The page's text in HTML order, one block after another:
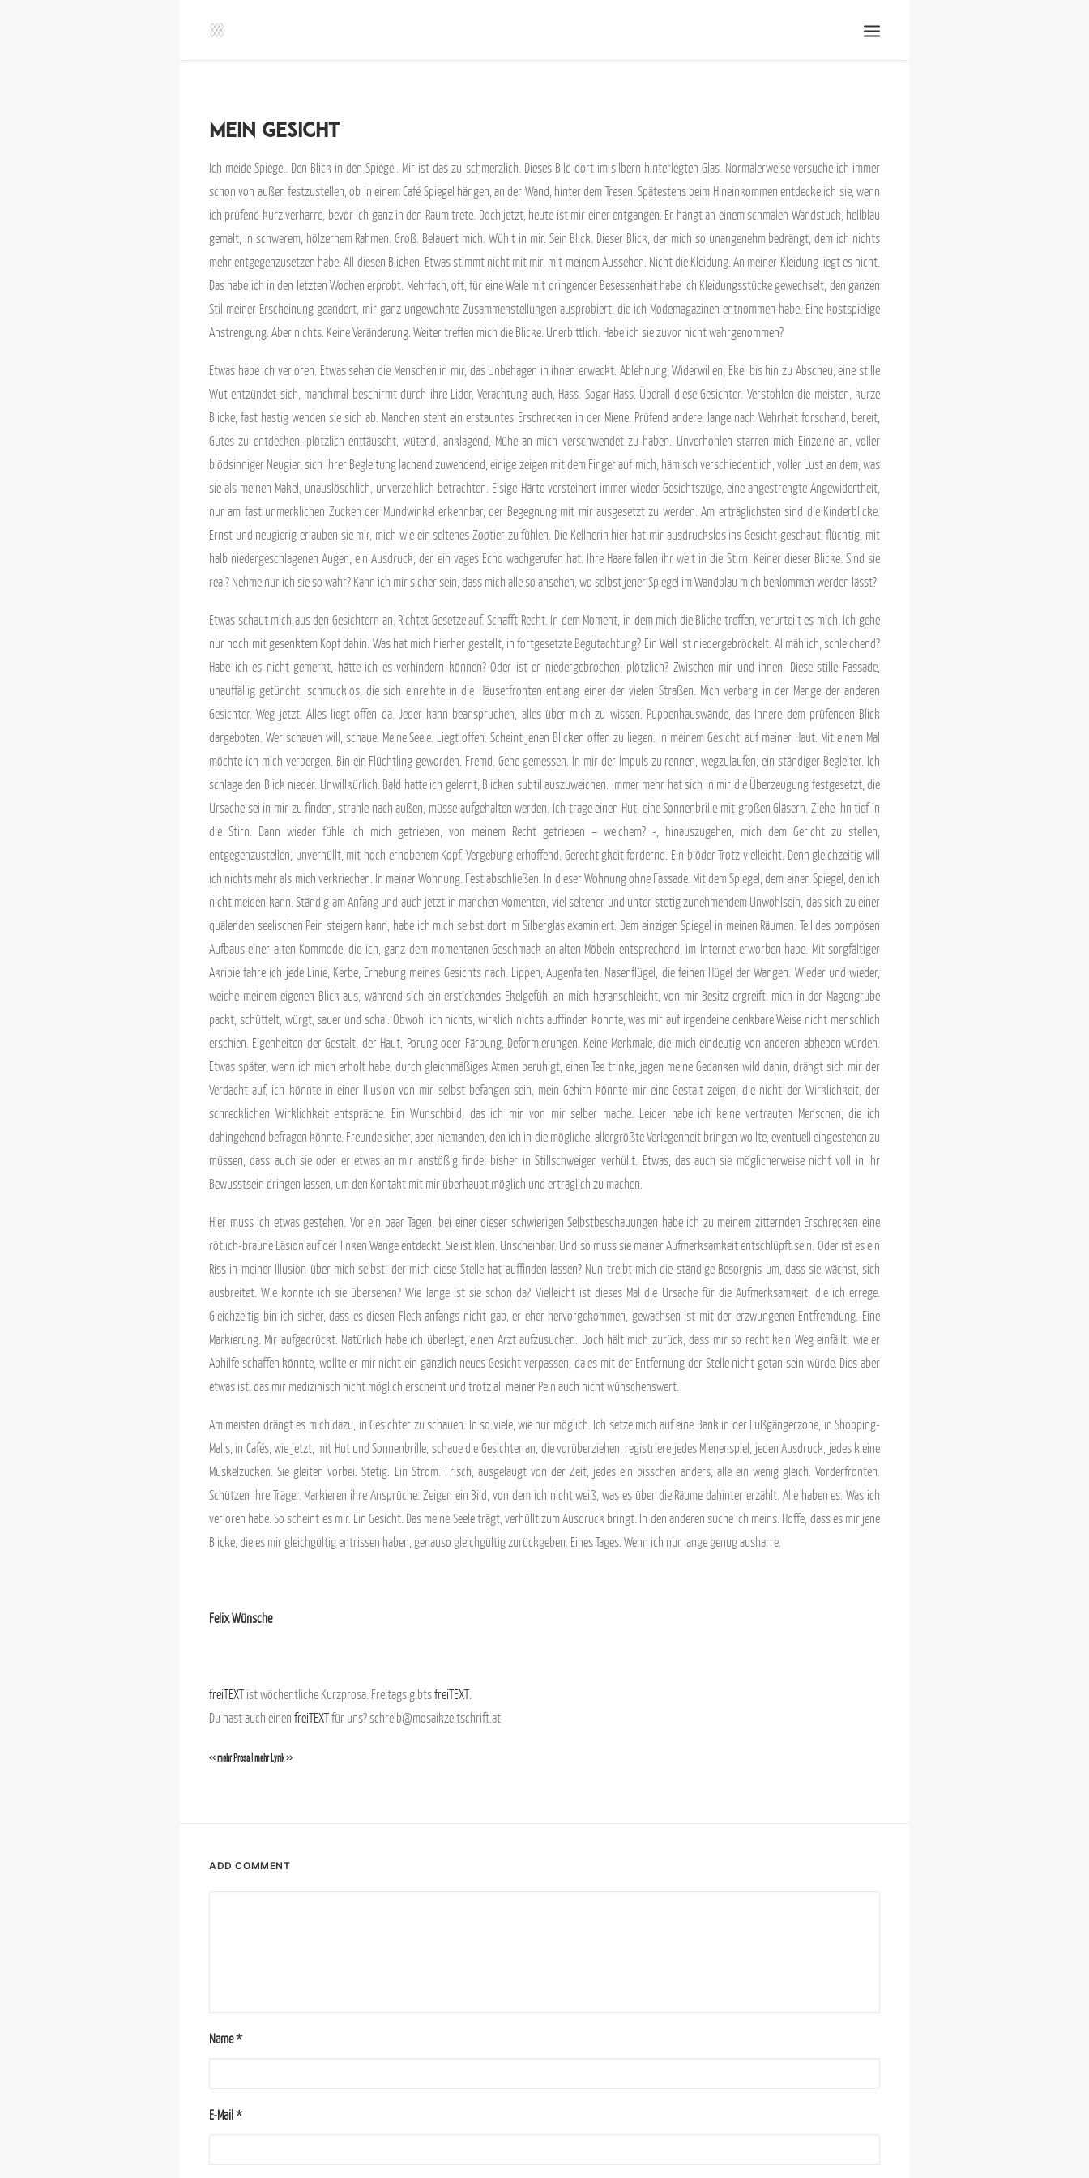
Mein Gesicht
Ich meide Spiegel. Den Blick in den Spiegel. Mir ist das zu schmerzlich. Dieses Bild dort im silbern hinterlegten Glas. Normalerweise versuche ich immer
schon von außen festzustellen, ob in einem Café Spiegel hängen, an der Wand, hinter dem Tresen. Spätestens beim Hineinkommen entdecke ich sie, wenn
ich prüfend kurz verharre, bevor ich ganz in den Raum trete. Doch jetzt, heute ist mir einer entgangen. Er hängt an einem schmalen Wandstück, hellblau
gemalt, in schwerem, hölzernem Rahmen. Groß. Belauert mich. Wühlt in mir. Sein Blick. Dieser Blick, der mich so unangenehm bedrängt, dem ich nichts
mehr entgegenzusetzen habe. All diesen Blicken. Etwas stimmt nicht mit mir, mit meinem Aussehen. Nicht die Kleidung. An meiner Kleidung liegt es nicht.
Das habe ich in den letzten Wochen erprobt. Mehrfach, oft, für eine Weile mit dringender Besessenheit habe ich Kleidungsstücke gewechselt, den ganzen
Stil meiner Erscheinung geändert, mir ganz ungewohnte Zusammenstellungen ausprobiert, die ich Modemagazinen entnommen habe. Eine kostspielige
Anstrengung. Aber nichts. Keine Veränderung. Weiter treffen mich die Blicke. Unerbittlich. Habe ich sie zuvor nicht wahrgenommen?
Etwas habe ich verloren. Etwas sehen die Menschen in mir, das Unbehagen in ihnen erweckt. Ablehnung, Widerwillen, Ekel bis hin zu Abscheu, eine stille
Wut entzündet sich, manchmal beschirmt durch ihre Lider, Verachtung auch, Hass. Sogar Hass. Überall diese Gesichter. Verstohlen die meisten, kurze
Blicke, fast hastig wenden sie sich ab. Manchen steht ein erstauntes Erschrecken in der Miene. Prüfend andere, lange nach Wahrheit forschend, bereit,
Gutes zu entdecken, plötzlich enttäuscht, wütend, anklagend, Mühe an mich verschwendet zu haben. Unverhohlen starren mich Einzelne an, voller
blödsinniger Neugier, sich ihrer Begleitung lachend zuwendend, einige zeigen mit dem Finger auf mich, hämisch verschiedentlich, voller Lust an dem, was
sie als meinen Makel, unauslöschlich, unverzeihlich betrachten. Eisige Härte versteinert immer wieder Gesichtszüge, eine angestrengte Angewidertheit,
nur am fast unmerklichen Zucken der Mundwinkel erkennbar, der Begegnung mit mir ausgesetzt zu werden. Am erträglichsten sind die Kinderblicke.
Ernst und neugierig erlauben sie mir, mich wie ein seltenes Zootier zu fühlen. Die Kellnerin hier hat mir ausdruckslos ins Gesicht geschaut, flüchtig, mit
halb niedergeschlagenen Augen, ein Ausdruck, der ein vages Echo wachgerufen hat. Ihre Haare fallen ihr weit in die Stirn. Keiner dieser Blicke. Sind sie
real? Nehme nur ich sie so wahr? Kann ich mir sicher sein, dass mich alle so ansehen, wo selbst jener Spiegel im Wandblau mich beklommen werden lässt?
Etwas schaut mich aus den Gesichtern an. Richtet Gesetze auf. Schafft Recht. In dem Moment, in dem mich die Blicke treffen, verurteilt es mich. Ich gehe
nur noch mit gesenktem Kopf dahin. Was hat mich hierher gestellt, in fortgesetzte Begutachtung? Ein Wall ist niedergebröckelt. Allmählich, schleichend?
Habe ich es nicht gemerkt, hätte ich es verhindern können? Oder ist er niedergebrochen, plötzlich? Zwischen mir und ihnen. Diese stille Fassade,
unauffällig getüncht, schmucklos, die sich einreihte in die Häuserfronten entlang einer der vielen Straßen. Mich verbarg in der Menge der anderen
Gesichter. Weg jetzt. Alles liegt offen da. Jeder kann beanspruchen, alles über mich zu wissen. Puppenhauswände, das Innere dem prüfenden Blick
dargeboten. Wer schauen will, schaue. Meine Seele. Liegt offen. Scheint jenen Blicken offen zu liegen. In meinem Gesicht, auf meiner Haut. Mit einem Mal
möchte ich mich verbergen. Bin ein Flüchtling geworden. Fremd. Gehe gemessen. In mir der Impuls zu rennen, wegzulaufen, ein ständiger Begleiter. Ich
schlage den Blick nieder. Unwillkürlich. Bald hatte ich gelernt, Blicken subtil auszuweichen. Immer mehr hat sich in mir die Überzeugung festgesetzt, die
Ursache sei in mir zu finden, strahle nach außen, müsse aufgehalten werden. Ich trage einen Hut, eine Sonnenbrille mit großen Gläsern. Ziehe ihn tief in
die Stirn. Dann wieder fühle ich mich getrieben, von meinem Recht getrieben – welchem? -, hinauszugehen, mich dem Gericht zu stellen,
entgegenzustellen, unverhüllt, mit hoch erhobenem Kopf. Vergebung erhoffend. Gerechtigkeit fordernd. Ein blöder Trotz vielleicht. Denn gleichzeitig will
ich nichts mehr als mich verkriechen. In meiner Wohnung. Fest abschließen. In dieser Wohnung ohne Fassade. Mit dem Spiegel, dem einen Spiegel, den ich
nicht meiden kann. Ständig am Anfang und auch jetzt in manchen Momenten, viel seltener und unter stetig zunehmendem Unwohlsein, das sich zu einer
quälenden seelischen Pein steigern kann, habe ich mich selbst dort im Silberglas examiniert. Dem einzigen Spiegel in meinen Räumen. Teil des pompösen
Aufbaus einer alten Kommode, die ich, ganz dem momentanen Geschmack an alten Möbeln entsprechend, im Internet erworben habe. Mit sorgfältiger
Akribie fahre ich jede Linie, Kerbe, Erhebung meines Gesichts nach. Lippen, Augenfalten, Nasenflügel, die feinen Hügel der Wangen. Wieder und wieder,
weiche meinem eigenen Blick aus, während sich ein erstickendes Ekelgefühl an mich heranschleicht, von mir Besitz ergreift, mich in der Magengrube
packt, schüttelt, würgt, sauer und schal. Obwohl ich nichts, wirklich nichts auffinden konnte, was mir auf irgendeine denkbare Weise nicht menschlich
erschien. Eigenheiten der Gestalt, der Haut, Porung oder Färbung, Deformierungen. Keine Merkmale, die mich eindeutig von anderen abheben würden.
Etwas später, wenn ich mich erholt habe, durch gleichmäßiges Atmen beruhigt, einen Tee trinke, jagen meine Gedanken wild dahin, drängt sich mir der
Verdacht auf, ich könnte in einer Illusion von mir selbst befangen sein, mein Gehirn könnte mir eine Gestalt zeigen, die nicht der Wirklichkeit, der
schrecklichen Wirklichkeit entspräche. Ein Wunschbild, das ich mir von mir selber mache. Leider habe ich keine vertrauten Menschen, die ich
dahingehend befragen könnte. Freunde sicher, aber niemanden, den ich in die mögliche, allergrößte Verlegenheit bringen wollte, eventuell eingestehen zu
müssen, dass auch sie oder er etwas an mir anstößig finde, bisher in Stillschweigen verhüllt. Etwas, das auch sie möglicherweise nicht voll in ihr
Bewusstsein dringen lassen, um den Kontakt mit mir überhaupt möglich und erträglich zu machen.
Hier muss ich etwas gestehen. Vor ein paar Tagen, bei einer dieser schwierigen Selbstbeschauungen habe ich zu meinem zitternden Erschrecken eine
rötlich-braune Läsion auf der linken Wange entdeckt. Sie ist klein. Unscheinbar. Und so muss sie meiner Aufmerksamkeit entschlüpft sein. Oder ist es ein
Riss in meiner Illusion über mich selbst, der mich diese Stelle hat auffinden lassen? Nun treibt mich die ständige Besorgnis um, dass sie wächst, sich
ausbreitet. Wie konnte ich sie übersehen? Wie lange ist sie schon da? Vielleicht ist dieses Mal die Ursache für die Aufmerksamkeit, die ich errege.
Gleichzeitig bin ich sicher, dass es diesen Fleck anfangs nicht gab, er eher hervorgekommen, gewachsen ist mit der erzwungenen Entfremdung. Eine
Markierung. Mir aufgedrückt. Natürlich habe ich überlegt, einen Arzt aufzusuchen. Doch hält mich zurück, dass mir so recht kein Weg einfällt, wie er
Abhilfe schaffen könnte, wollte er mir nicht ein gänzlich neues Gesicht verpassen, da es mit der Entfernung der Stelle nicht getan sein würde. Dies aber
etwas ist, das mir medizinisch nicht möglich erscheint und trotz all meiner Pein auch nicht wünschenswert.
Am meisten drängt es mich dazu, in Gesichter zu schauen. In so viele, wie nur möglich. Ich setze mich auf eine Bank in der Fußgängerzone, in Shopping-
Malls, in Cafés, wie jetzt, mit Hut und Sonnenbrille, schaue die Gesichter an, die vorüberziehen, registriere jedes Mienenspiel, jeden Ausdruck, jedes kleine
Muskelzucken. Sie gleiten vorbei. Stetig. Ein Strom. Frisch, ausgelaugt von der Zeit, jedes ein bisschen anders, alle ein wenig gleich. Vorderfronten.
Schützen ihre Träger. Markieren ihre Ansprüche. Zeigen ein Bild, von dem ich nicht weiß, was es über die Räume dahinter erzählt. Alle haben es. Was ich
verloren habe. So scheint es mir. Ein Gesicht. Das meine Seele trägt, verhüllt zum Ausdruck bringt. In den anderen suche ich meins. Hoffe, dass es mir jene
Blicke, die es mir gleichgültig entrissen haben, genauso gleichgültig zurückgeben. Eines Tages. Wenn ich nur lange genug ausharre.
Felix Wünsche
freiTEXT ist wöchentliche Kurzprosa. Freitags gibtsfreiTEXT.
Du hast auch einen freiTEXTfür uns? schreib@mosaikzeitschrift.at
<< mehr Prosa| mehr Lyrik >>
ADD COMMENT
Name*
E-Mail *